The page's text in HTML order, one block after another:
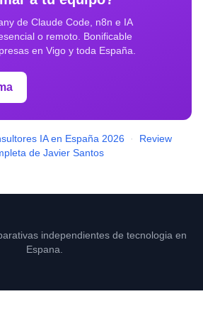
de Claude Code, n8n e IA
o remoto. Bonificable
en Vigo y toda España.
IA en España 2026 ·
Review
de Javier Santos
independientes de tecnologia en
Espana.